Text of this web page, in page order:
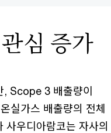
심 증가
Scope 3 배출량이
실가스 배출량의 전체
우디아람코는 자사의